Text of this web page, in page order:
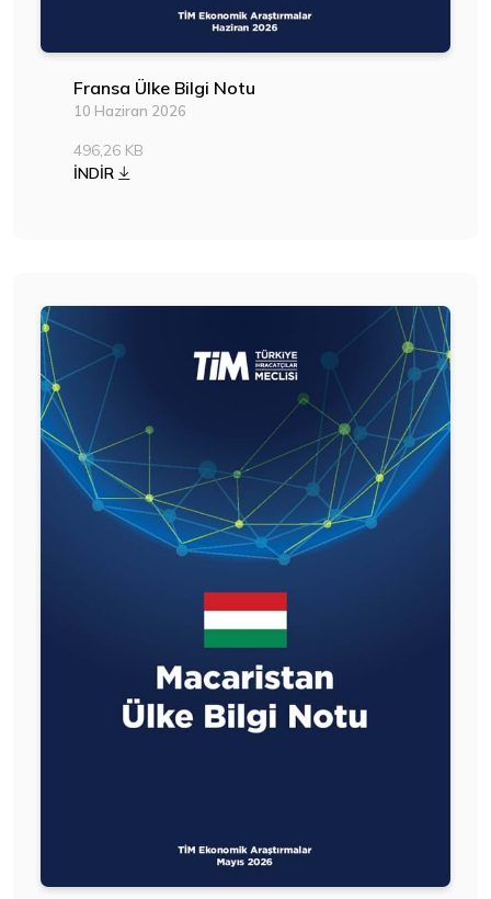
Fransa Ülke Bilgi Notu
10 Haziran 2026
496,26 KB
İNDİR